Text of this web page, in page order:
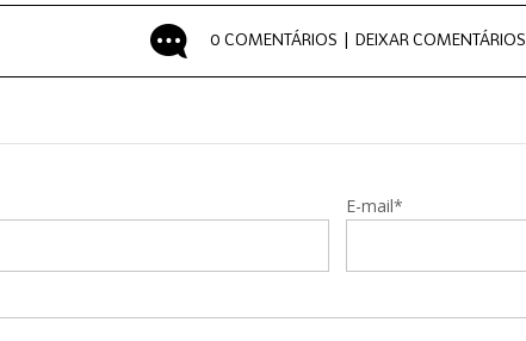
0 COMENTÁRIOS | DEIXAR COMENTÁRIOS
E-mail*